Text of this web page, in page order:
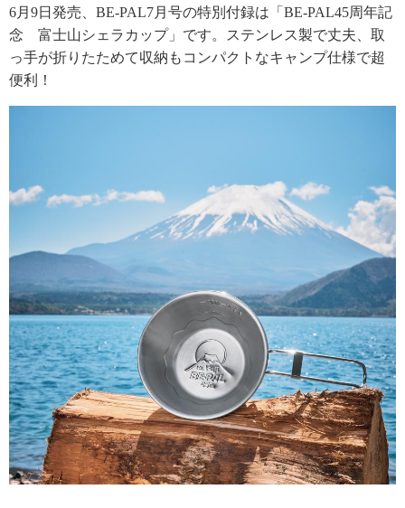
6月9日発売、BE-PAL7月号の特別付録は「BE-PAL45周年記
念 富士山シェラカップ」です。ステンレス製で丈夫、取
っ手が折りたためて収納もコンパクトなキャンプ仕様で超
便利！